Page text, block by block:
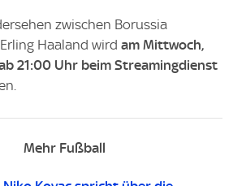
zwischen Borussia
Haaland wird am Mittwoch,
21:00 Uhr beim Streamingdienst
Mehr Fußball